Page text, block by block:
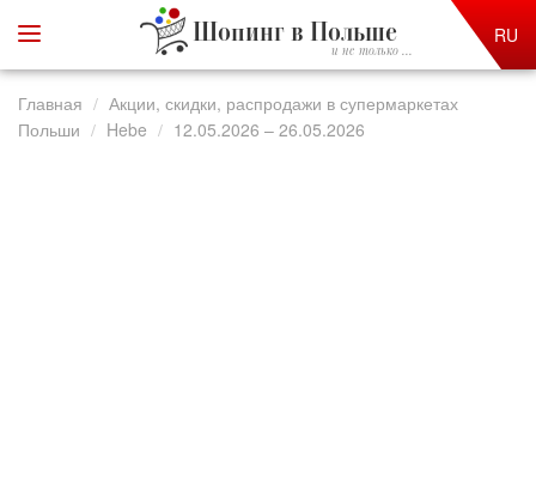
Шопинг в Польше
и не только ...
RU
Главная
Акции, скидки, распродажи в супермаркетах
Польши
Hebe 12.05.2026 – 26.05.2026